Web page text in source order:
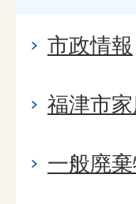
市政情報
福津市
一般廃